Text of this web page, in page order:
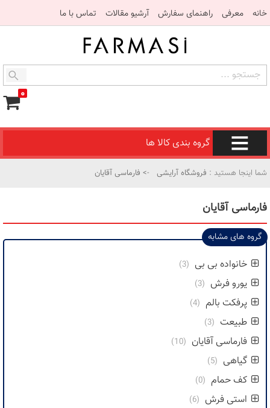
خانه معرفی راهنمای سفارش آرشیو مقالات تماس با ما
۰
گروه بندی کالا ها
شما اینجا هستید : فروشگاه آرایشی -> فارماسی آقایان
فارماسی آقایان
گروه های مشابه
خانواده بی بی (3)
یورو فرش (3)
پرفکت بالم (4)
طبیعت (3)
فارماسی آقایان (10)
گیاهی (5)
کف حمام (0)
استی فرش (6)